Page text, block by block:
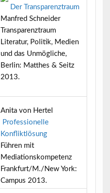
Der Transparenztraum
Manfred Schneider
Transparenztraum
Literatur, Politik, Medien
und das Unmögliche,
Berlin: Matthes & Seitz
2013.
Anita von Hertel
Professionelle
Konfliktlösung
Führen mit
Mediationskompetenz
Frankfurt/M./New York:
Campus 2013.